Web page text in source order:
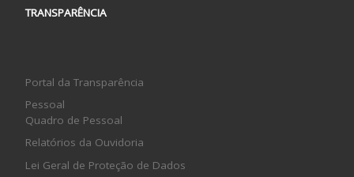
TRANSPARÊNCIA
Portal da Transparência
Pessoal
Quadro de Pessoal
Relatórios da Ouvidoria
Lei Geral de Proteção de Dados